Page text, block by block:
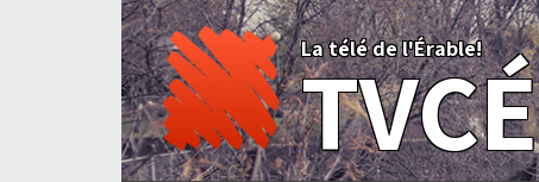
La télé de l'Érable!
TVCÉ